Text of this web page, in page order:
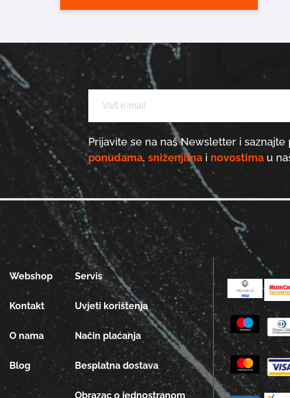
Prijavite se na naš Newsletter i
ponudama, sniženjimai novostimau
Webshop
Kontakt
O nama
Blog
Servis
Uvjeti korištenja
Način plaćanja
Besplatna dostava
Obrazac o jednostranom